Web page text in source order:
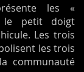
les «
le petit doigt
Les trois
les trois
communauté